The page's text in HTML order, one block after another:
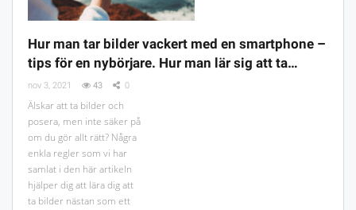
Hur man tar bilder vackert med en smartphone –
tips för en nybörjare. Hur man lär sig att ta…
nov 3, 2021 43 0
Älskar att ta bilder och
posera, men inte säker på
om du gör allt rätt? Några
enkla regler som vi har
samlat i den här artikeln
hjälper dig att lära dig att
ta bilder nästan som ett